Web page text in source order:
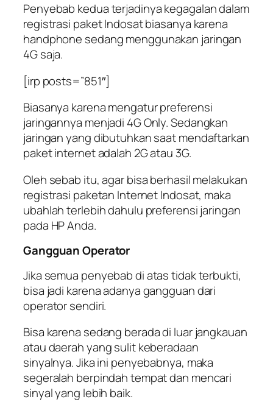
Penyebab kedua terjadinya kegagalan dalam
registrasi paket Indosat biasanya karena
handphone sedang menggunakan jaringan
4G saja.
[irp posts=”851″]
Biasanya karena mengatur preferensi
jaringannya menjadi 4G Only. Sedangkan
jaringan yang dibutuhkan saat mendaftarkan
paket internet adalah 2G atau 3G.
Oleh sebab itu, agar bisa berhasil melakukan
registrasi paketan Internet Indosat, maka
ubahlah terlebih dahulu preferensi jaringan
pada HP Anda.
Gangguan Operator
Jika semua penyebab di atas tidak terbukti,
bisa jadi karena adanya gangguan dari
operator sendiri.
Bisa karena sedang berada di luar jangkauan
atau daerah yang sulit keberadaan
sinyalnya. Jika ini penyebabnya, maka
segeralah berpindah tempat dan mencari
sinyal yang lebih baik.